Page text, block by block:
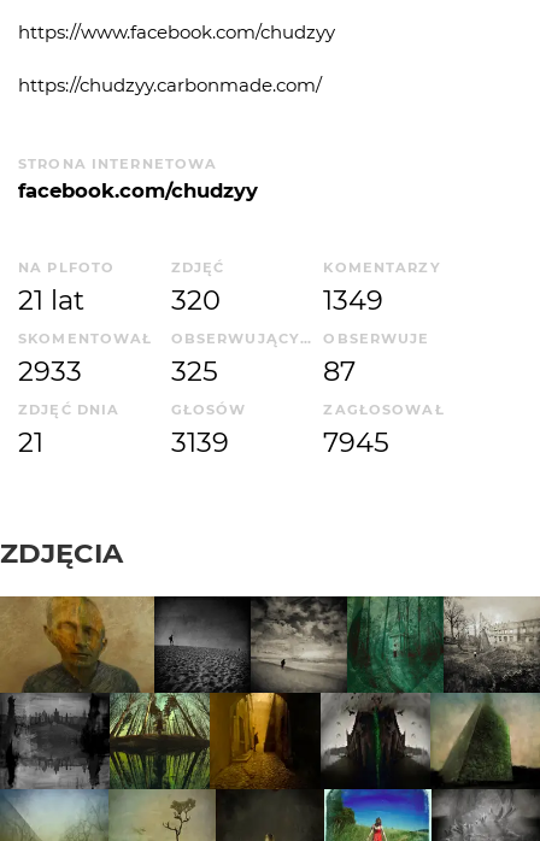
https://www.facebook.com/chudzyy
https://chudzyy.carbonmade.com/
STRONA INTERNETOWA
facebook.com/chudzyy
NA PLFOTO
21 lat
ZDJĘĆ
320
KOMENTARZY
1349
SKOMENTOWAŁ
2933
OBSERWUJĄCYCH
325
OBSERWUJE
87
ZDJĘĆ DNIA
21
GŁOSÓW
3139
ZAGŁOSOWAŁ
7945
ZDJĘCIA